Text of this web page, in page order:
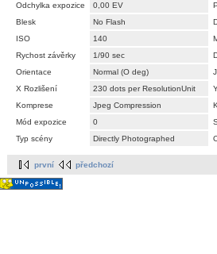
Odchylka expozice
0,00 EV
Blesk
No Flash
ISO
140
Rychost závěrky
1/90 sec
Orientace
Normal (O deg)
X Rozlišení
230 dots per ResolutionUnit
Komprese
Jpeg Compression
Mód expozice
0
Typ scény
Directly Photographed
první předchozí